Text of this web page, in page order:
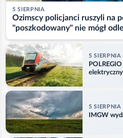
5 SIERPNIA
Ozimscy policjanci ruszyli na
"poszkodowany" nie mógł
5 SIERPNIA
5 SIERPNIA
IMGW